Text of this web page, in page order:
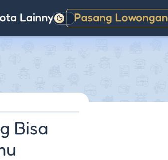
Lainnya Pasang Lowongan
Gelap
Bisa